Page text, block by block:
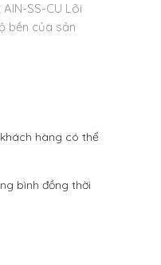
SS-CU Lõi
bền của sản
hàng có thể
bình đồng thời